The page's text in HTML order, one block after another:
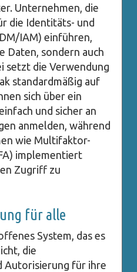
Unternehmen, die
die Identitäts- und
IAM) einführen,
Daten, sondern auch
setzt die Verwendung
standardmäßig auf
sich über ein
und sicher an
anmelden, während
wie Multifaktor-
implementiert
Zugriff zu
für alle
System, das es
die
Autorisierung für ihre